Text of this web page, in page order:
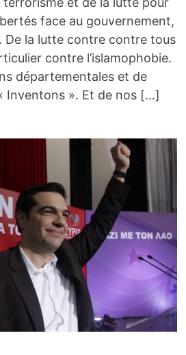
face au gouvernement,
De la lutte contre contre tous
contre l’islamophobie.
départementales et de
Inventons ». Et de nos […]